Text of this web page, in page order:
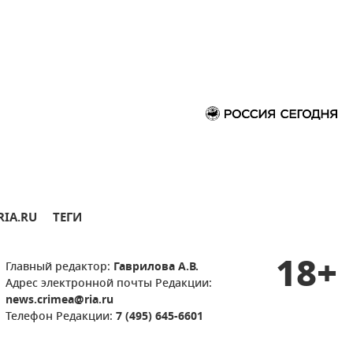
ТЕГИ
Главный редактор: Гаврилова А.В.
Адрес электронной почты Редакции:
news.crimea@ria.ru
Телефон Редакции: 7 (495) 645-6601
18+